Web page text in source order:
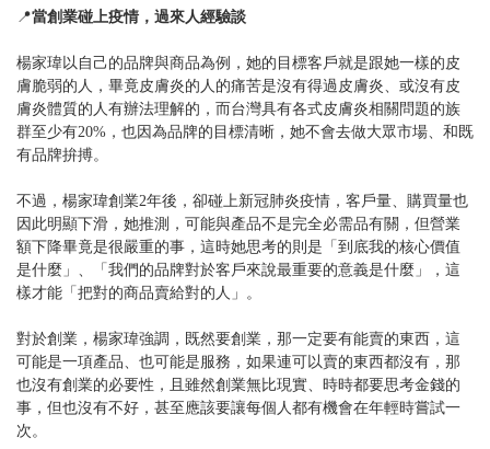
📍當創業碰上疫情，過來人經驗談
楊家瑋以自己的品牌與商品為例，她的目標客戶就是跟她一樣的皮
膚脆弱的人，畢竟皮膚炎的人的痛苦是沒有得過皮膚炎、或沒有皮
膚炎體質的人有辦法理解的，而台灣具有各式皮膚炎相關問題的族
群至少有20%，也因為品牌的目標清晰，她不會去做大眾市場、和既
有品牌拚搏。
不過，楊家瑋創業2年後，卻碰上新冠肺炎疫情，客戶量、購買量也
因此明顯下滑，她推測，可能與產品不是完全必需品有關，但營業
額下降畢竟是很嚴重的事，這時她思考的則是「到底我的核心價值
是什麼」、「我們的品牌對於客戶來說最重要的意義是什麼」，這
樣才能「把對的商品賣給對的人」。
對於創業，楊家瑋強調，既然要創業，那一定要有能賣的東西，這
可能是一項產品、也可能是服務，如果連可以賣的東西都沒有，那
也沒有創業的必要性，且雖然創業無比現實、時時都要思考金錢的
事，但也沒有不好，甚至應該要讓每個人都有機會在年輕時嘗試一
次。